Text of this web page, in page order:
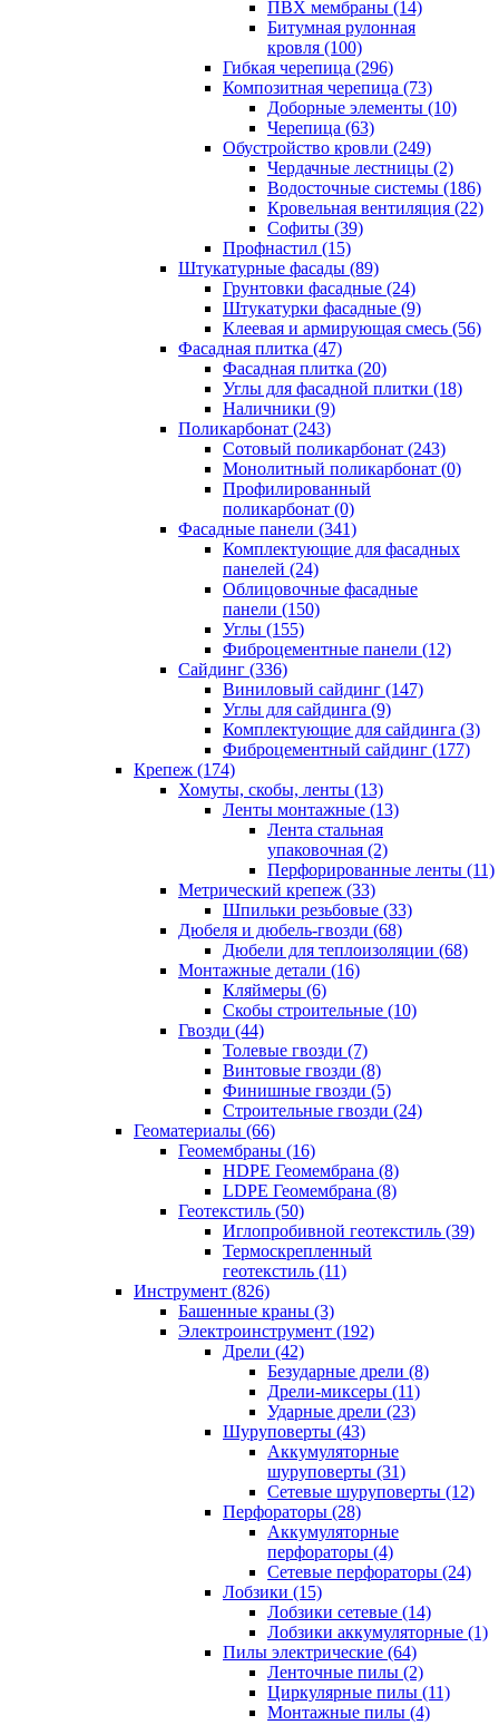
ПВХ мембраны (14)
Битумная рулонная
кровля (100)
Гибкая черепица (296)
Композитная черепица (73)
Доборные элементы (10)
Черепица (63)
Обустройство кровли (249)
Чердачные лестницы (2)
Водосточные системы (186)
Кровельная вентиляция (22)
Cофиты (39)
Профнастил (15)
Штукатурные фасады (89)
Грунтовки фасадные (24)
Штукатурки фасадные (9)
Клеевая и армирующая смесь (56)
Фасадная плитка (47)
Фасадная плитка (20)
Углы для фасадной плитки (18)
Наличники (9)
Поликарбонат (243)
Сотовый поликарбонат (243)
Монолитный поликарбонат (0)
Профилированный
поликарбонат (0)
Фасадные панели (341)
Комплектующие для фасадных
панелей (24)
Облицовочные фасадные
панели (150)
Углы (155)
Фиброцементные панели (12)
Сайдинг (336)
Виниловый сайдинг (147)
Углы для сайдинга (9)
Комплектующие для сайдинга (3)
Фиброцементный сайдинг (177)
Крепеж (174)
Хомуты, скобы, ленты (13)
Ленты монтажные (13)
Лента стальная
упаковочная (2)
Перфорированные ленты (11)
Метрический крепеж (33)
Шпильки резьбовые (33)
Дюбеля и дюбель-гвозди (68)
Дюбели для теплоизоляции (68)
Монтажные детали (16)
Кляймеры (6)
Скобы строительные (10)
Гвозди (44)
Толевые гвозди (7)
Винтовые гвозди (8)
Финишные гвозди (5)
Строительные гвозди (24)
Геоматериалы (66)
Геомембраны (16)
HDPE Геомембрана (8)
LDPE Геомембрана (8)
Геотекстиль (50)
Иглопробивной геотекстиль (39)
Термоскрепленный
геотекстиль (11)
Инструмент (826)
Башенные краны (3)
Электроинструмент (192)
Дрели (42)
Безударные дрели (8)
Дрели-миксеры (11)
Ударные дрели (23)
Шуруповерты (43)
Аккумуляторные
шуруповерты (31)
Сетевые шуруповерты (12)
Перфораторы (28)
Аккумуляторные
перфораторы (4)
Сетевые перфораторы (24)
Лобзики (15)
Лобзики сетевые (14)
Лобзики аккумуляторные (1)
Пилы электрические (64)
Ленточные пилы (2)
Циркулярные пилы (11)
Монтажные пилы (4)